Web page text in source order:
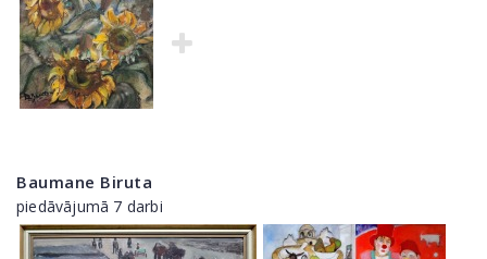
Baumane Biruta
piedāvājumā 7 darbi